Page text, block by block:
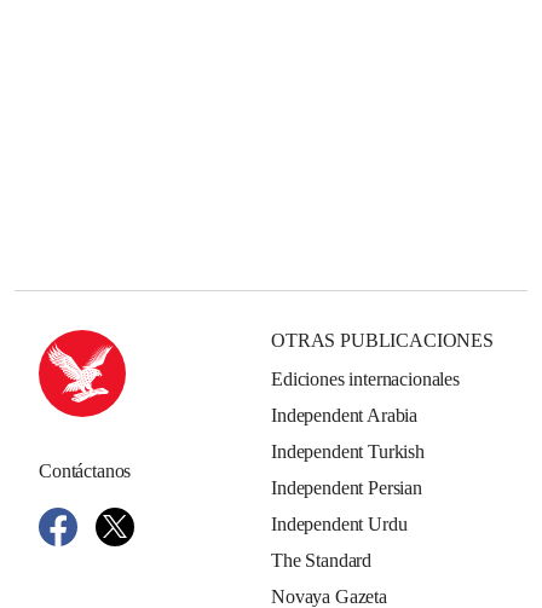
Contáctanos
OTRAS PUBLICACIONES
Ediciones internacionales
Independent Arabia
Independent Turkish
Independent Persian
Independent Urdu
The Standard
Novaya Gazeta